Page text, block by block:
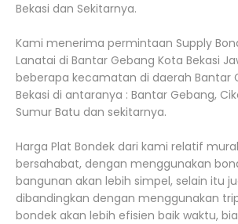
Bekasi dan Sekitarnya.
Kami menerima permintaan Supply
Lanatai di Bantar Gebang Kota Bekasi
beberapa kecamatan di daerah Bantar
Bekasi di antaranya : Bantar Gebang,
Sumur Batu dan sekitarnya.
Harga Plat Bondek dari kami relatif
bersahabat, dengan menggunakan
bangunan akan lebih simpel, selain itu
dibandingkan dengan menggunakan
bondek akan lebih efisien baik waktu,